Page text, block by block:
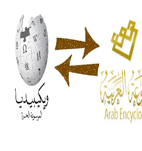
أربعة مؤلفات هي: الحكم، الأدلة، تنظيم
التغذية، ورسالته في جروح الرأس.
ويعود له الفضل بأنه حرر الطب من
الدين والفلسفة.
- هل تعلم أن المرجان إفراز حيواني
يتكون في البحر ويتركب من مادة
كربونات الكلسيوم، وهو أحمر أو شديد
الحمرة وهو أجود أنواعه، ويمتاز بكبر
الحجم ويسمى الش